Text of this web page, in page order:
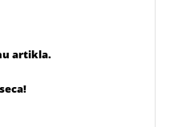
artikla.